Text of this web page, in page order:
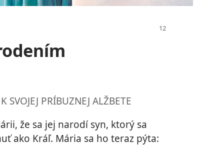
SVOJEJ PRÍBUZNEJ ALŽBETE
že sa jej narodí syn, ktorý sa
ako Kráľ. Mária sa ho teraz pýta: